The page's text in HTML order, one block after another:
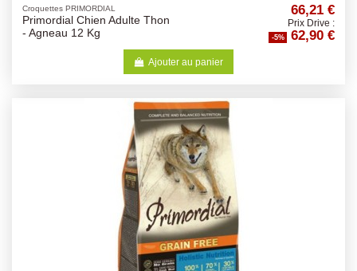
Croquettes PRIMORDIAL
Primordial Chien Adulte Thon
- Agneau 12 Kg
66,21 €
Prix Drive :
-5% 62,90 €
Ajouter au panier